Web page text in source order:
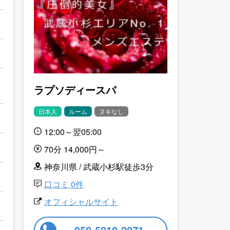
ラプソディースパ
日本人 ルーム ヌキなし
12:00～翌05:00
70分 14,000円～
神奈川県 / 武蔵小杉駅徒歩3分
口コミ 0件
オフィシャルサイト